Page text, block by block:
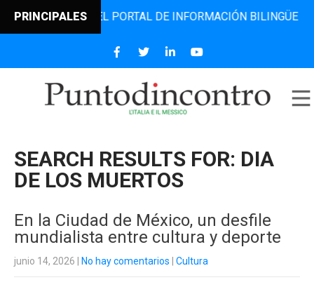
PRINCIPALES
EL PORTAL DE INFORMACIÓN BILINGÜE QUE DESDE
SEARCH RESULTS FOR: DIA
DE LOS MUERTOS
En la Ciudad de México, un desfile
mundialista entre cultura y deporte
junio 14, 2026 No hay comentarios Cultura